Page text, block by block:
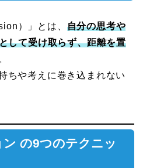
）」とは、 自分の思考や
して受け取らず、距離を置
ちや考えに巻き込まれない
の9つのテクニッ